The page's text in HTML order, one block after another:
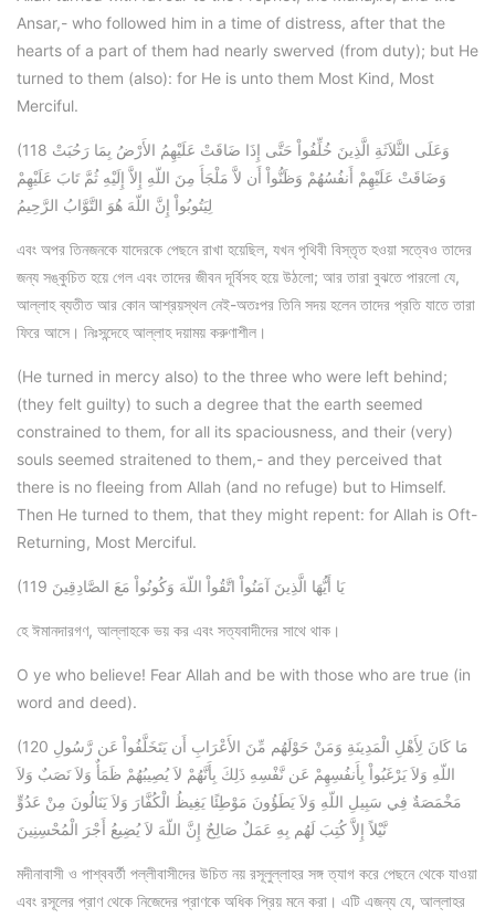
Ansar,- who followed him in a time of distress, after that the
hearts of a part of them had nearly swerved (from duty); but He
turned to them (also): for He is unto them Most Kind, Most
Merciful.
(118 وَعَلَى الثَّلاَثَةِ الَّذِينَ خُلِّفُواْ حَتَّى إِذَا ضَاقَتْ عَلَيْهِمُ الأَرْضُ بِمَا رَحُبَتْ
وَضَاقَتْ عَلَيْهِمْ أَنفُسُهُمْ وَظَنُّواْ أَن لاَّ مَلْجَأَ مِنَ اللّهِ إِلاَّ إِلَيْهِ ثُمَّ تَابَ عَلَيْهِمْ
لِيَتُوبُواْ إِنَّ اللّهَ هُوَ التَّوَّابُ الرَّحِيمُ
এবং অপর তিনজনকে যাদেরকে পেছনে রাখা হয়েছিল, যখন পৃথিবী বিস্তৃত হওয়া সত্বেও তাদের
জন্য সঙ্কুচিত হয়ে গেল এবং তাদের জীবন দূর্বিসহ হয়ে উঠলো; আর তারা বুঝতে পারলো যে,
আল্লাহ ব্যতীত আর কোন আশ্রয়স্থল নেই-অতঃপর তিনি সদয় হলেন তাদের প্রতি যাতে তারা
ফিরে আসে। নিঃসন্দেহে আল্লাহ দয়াময় করুণাশীল।
(He turned in mercy also) to the three who were left behind;
(they felt guilty) to such a degree that the earth seemed
constrained to them, for all its spaciousness, and their (very)
souls seemed straitened to them,- and they perceived that
there is no fleeing from Allah (and no refuge) but to Himself.
Then He turned to them, that they might repent: for Allah is Oft-
Returning, Most Merciful.
(119 يَا أَيُّهَا الَّذِينَ آمَنُواْ اتَّقُواْ اللّهَ وَكُونُواْ مَعَ الصَّادِقِينَ
হে ঈমানদারগণ, আল্লাহকে ভয় কর এবং সত্যবাদীদের সাথে থাক।
O ye who believe! Fear Allah and be with those who are true (in
word and deed).
(120 مَا كَانَ لِأَهْلِ الْمَدِينَةِ وَمَنْ حَوْلَهُم مِّنَ الأَعْرَابِ أَن يَتَخَلَّفُواْ عَن رَّسُولِ
اللّهِ وَلاَ يَرْغَبُواْ بِأَنفُسِهِمْ عَن نَّفْسِهِ ذَلِكَ بِأَنَّهُمْ لاَ يُصِيبُهُمْ ظَمَأٌ وَلاَ نَصَبٌ وَلاَ
مَخْمَصَةٌ فِي سَبِيلِ اللّهِ وَلاَ يَطَؤُونَ مَوْطِئًا يَغِيظُ الْكُفَّارَ وَلاَ يَنَالُونَ مِنْ عَدُوٍّ
نَّيْلاً إِلاَّ كُتِبَ لَهُم بِهِ عَمَلٌ صَالِحٌ إِنَّ اللّهَ لاَ يُضِيعُ أَجْرَ الْمُحْسِنِينَ
মদীনাবাসী ও পাশ্ববর্তী পল্লীবাসীদের উচিত নয় রসূলুল্লাহর সঙ্গ ত্যাগ করে পেছনে থেকে যাওয়া
এবং রসূলের প্রাণ থেকে নিজেদের প্রাণকে অধিক প্রিয় মনে করা। এটি এজন্য যে, আল্লাহর